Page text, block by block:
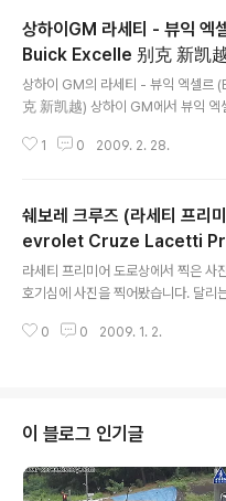
상하이GM 라세티 - 뷰익 엑
Buick Excelle 别克 新凯
상하이 GM의 라세티 - 뷰익 엑셀
克 新凯越) 상하이 GM에서 뷰익 엑
라세티와 거의 동일한 디자인으로 팔
자인을 크게 변경하지 않고 판매했으
중요성으로 인해선지 특화된 디자인
이네요. 중국시장에서는 GM 뷰익 브
합니다. 사진출처 http://
c/1/
세티와는 전혀 다른 느낌이고 뷰익 차
1 0 2009. 2. 28.
쉐보레 크루즈 (라세티 프리
evrolet Cruze Lacetti
라세티 프리미어 도로상에서 찍은 사
호기심에 사진을 찍어봤습니다. 달리
보실 수 있습니다. 눈대중으로 10여
즈의 차체 구조 사진입니다. 저속 충
나온것처럼 앞뒤 범퍼 부분의 모습이
서 차체 구조간의 빈공간이 적..
0 0 2009. 1. 2.
이 블로그 인기글